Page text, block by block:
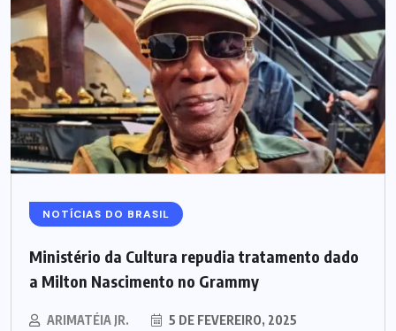
NOTÍCIAS DO BRASIL
Ministério da Cultura repudia tratamento dado
a Milton Nascimento no Grammy
ARIMATÉIA JR. 5 DE FEVEREIRO, 2025